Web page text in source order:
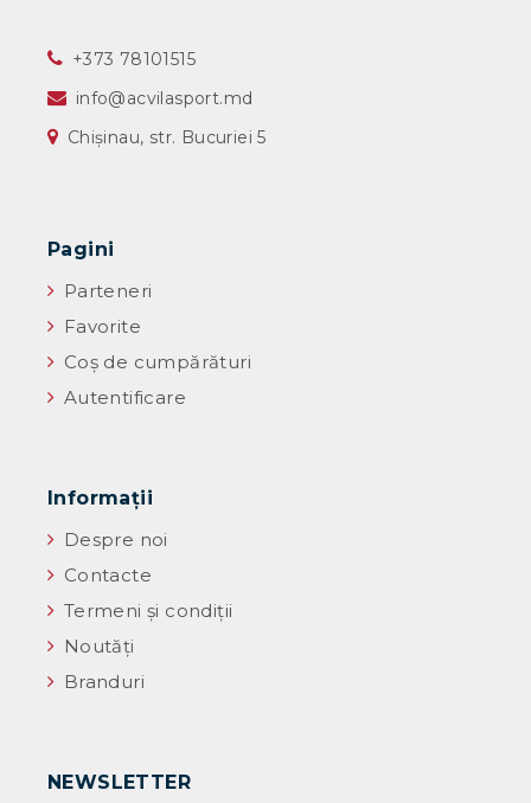
‎+373 78101515
info@acvilasport.md
Chișinau, str. Bucuriei 5
Pagini
Parteneri
Favorite
Coș de cumpărături
Autentificare
Informaţii
Despre noi
Contacte
Termeni și condiții
Noutăţi
Branduri
NEWSLETTER